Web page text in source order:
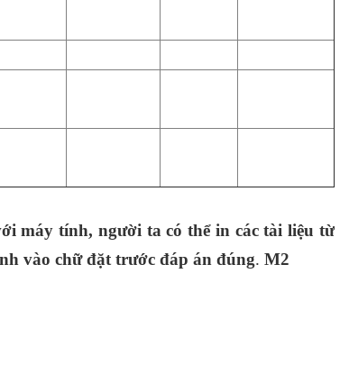
máy tính, người ta có thể in các tài liệu từ
vào chữ đặt trước đáp án đúng. M2